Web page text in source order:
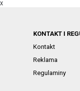
X
KONTAKT I
Kontakt
Reklama
Regulaminy